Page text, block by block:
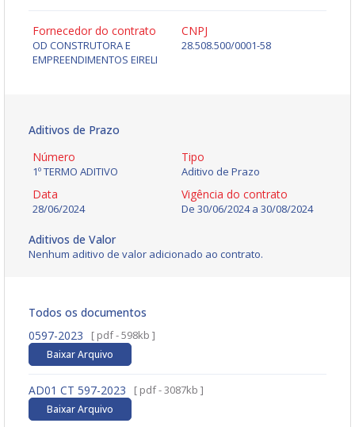
Fornecedor do contrato
OD CONSTRUTORA E
EMPREENDIMENTOS EIRELI
CNPJ
28.508.500/0001-58
Aditivos de Prazo
Número
1º TERMO ADITIVO
Tipo
Aditivo de Prazo
Data
28/06/2024
Vigência do contrato
De 30/06/2024a 30/08/2024
Aditivos de Valor
Nenhum aditivo de valor adicionado ao contrato.
Todos os documentos
0597-2023
[ pdf - 598kb ]
Baixar Arquivo
AD01 CT 597-2023 [ pdf - 3087kb ]
Baixar Arquivo